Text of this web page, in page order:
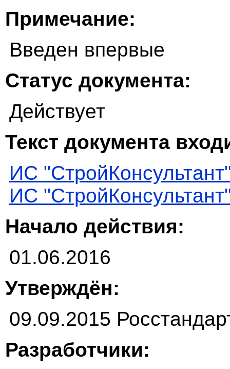
Примечание:
Введен впервые
Статус документа:
Действует
Текст документа
ИС
ИС
Начало действия:
01.06.2016
Утверждён:
09.09.2015
Разработчики: